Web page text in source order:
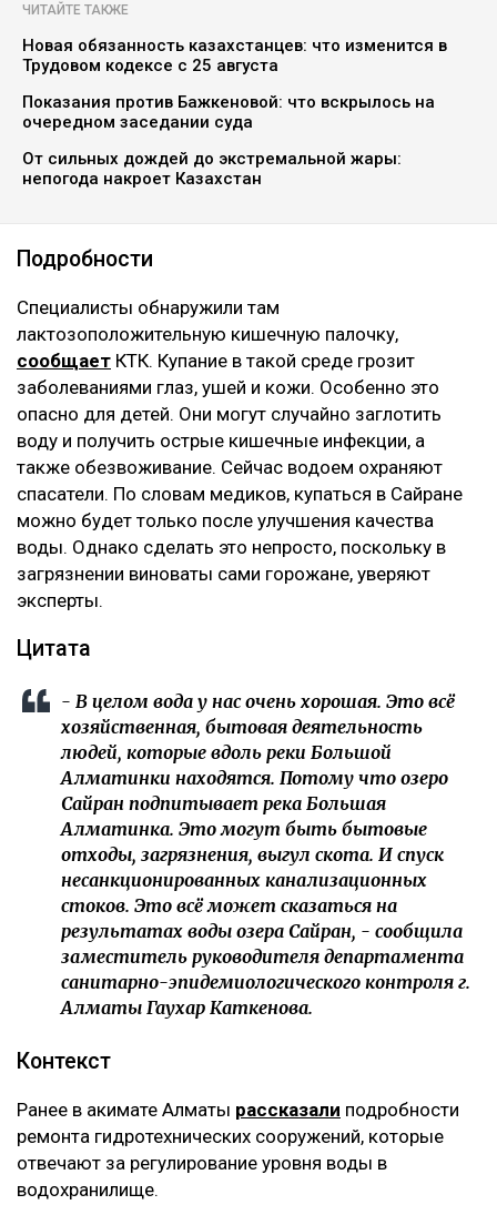
ЧИТАЙТЕ ТАКЖЕ
Новая обязанность казахстанцев: что изменится в
Трудовом кодексе с 25 августа
Показания против Бажкеновой: что вскрылось на
очередном заседании суда
От сильных дождей до экстремальной жары:
непогода накроет Казахстан
Подробности
Специалисты обнаружили там
лактозоположительную кишечную палочку,
сообщает КТК. Купание в такой среде грозит
заболеваниями глаз, ушей и кожи. Особенно это
опасно для детей. Они могут случайно заглотить
воду и получить острые кишечные инфекции, а
также обезвоживание. Сейчас водоем охраняют
спасатели. По словам медиков, купаться в Сайране
можно будет только после улучшения качества
воды. Однако сделать это непросто, поскольку в
загрязнении виноваты сами горожане, уверяют
эксперты.
Цитата
- В целом вода у нас очень хорошая. Это всё
хозяйственная, бытовая деятельность
людей, которые вдоль реки Большой
Алматинки находятся. Потому что озеро
Сайран подпитывает река Большая
Алматинка. Это могут быть бытовые
отходы, загрязнения, выгул скота. И спуск
несанкционированных канализационных
стоков. Это всё может сказаться на
результатах воды озера Сайран, - сообщила
заместитель руководителя департамента
санитарно-эпидемиологического контроля г.
Алматы Гаухар Каткенова.
Контекст
Ранее в акимате Алматы рассказали подробности
ремонта гидротехнических сооружений, которые
отвечают за регулирование уровня воды в
водохранилище.